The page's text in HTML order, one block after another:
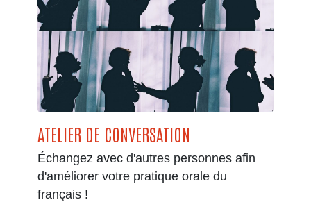
ATELIER DE CONVERSATION
Échangez avec d'autres personnes afin
d'améliorer votre pratique orale du
français !